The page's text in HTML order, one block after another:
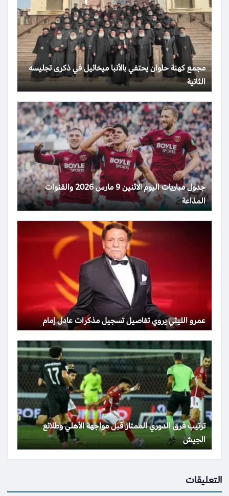
مجمع كهنة حلوان يحتفي بالأنبا ميخائيل في ذكرى تجليسه
الثانية
جدول مباريات اليوم الاثنين 9 مارس 2026 والقنوات
المذاعة
عمرو الليثي يروي تفاصيل تسجيل مذكرات عادل إمام
ترتيب فرق الدوري الممتاز قبل مواجهة الأهلي وطلائع
الجيش
التعليقات